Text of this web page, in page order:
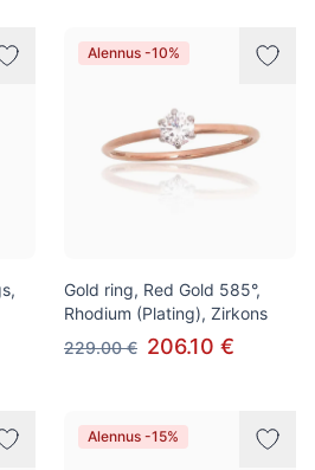
Alennus -10%
Gold ring, Red Gold 585°,
Rhodium (Plating), Zirkons
229.00 € 206.10 €
Alennus -15%